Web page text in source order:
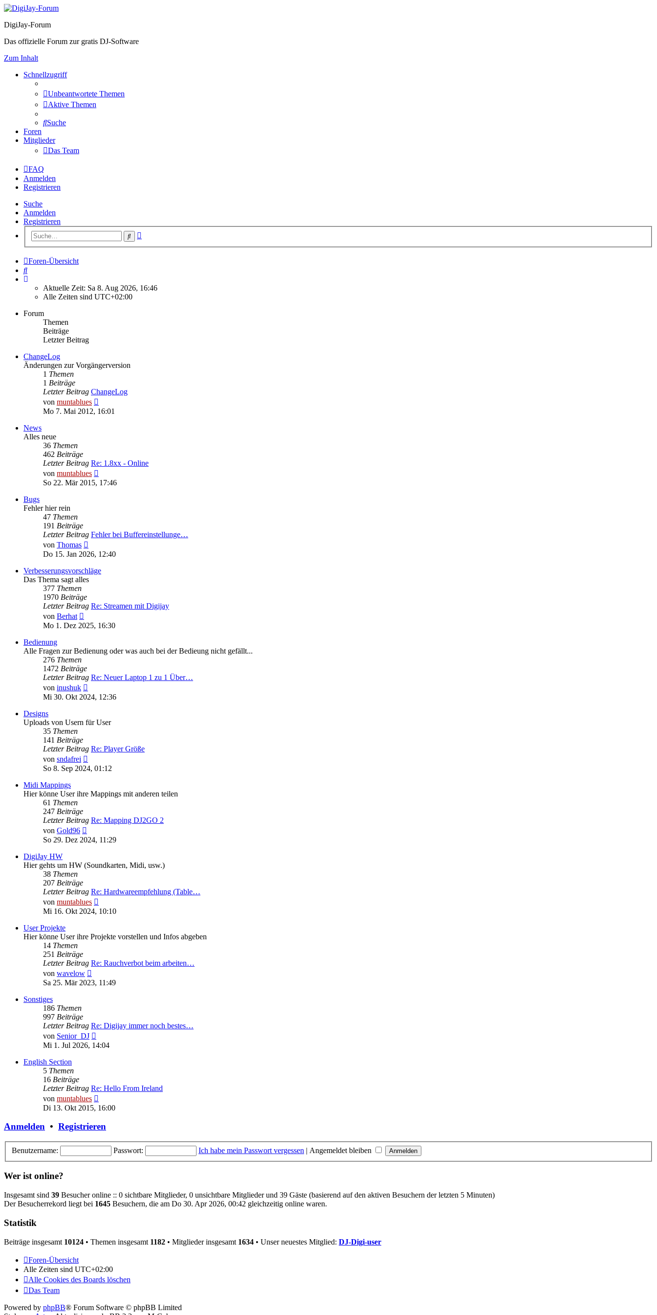
DigiJay-Forum
Das offizielle Forum zur gratis DJ-Software
Zum Inhalt
Schnellzugriff
Unbeantwortete Themen
Aktive Themen
Suche
Foren
Mitglieder
Das Team
FAQ
Anmelden
Registrieren
Suche
Anmelden
Registrieren
Suche
Foren-Übersicht
Suche
Aktuelle Zeit: Sa 8. Aug 2026, 16:46
Alle Zeiten sind UTC+02:00
Forum
Themen
Beiträge
Letzter Beitrag
ChangeLog
Änderungen zur Vorgängerversion
1 Themen
1 Beiträge
Letzter Beitrag ChangeLog
von muntablues
Beitrag
Mo 7. Mai 2012, 16:01
News
Alles neue
36 Themen
462 Beiträge
Letzter Beitrag Re: 1.8xx - Online
von muntablues
Beitrag
So 22. Mär 2015, 17:46
Bugs
Fehler hier rein
47 Themen
191 Beiträge
Letzter Beitrag Fehler bei Buffereinstellunge…
von Thomas
Beitrag
Do 15. Jan 2026, 12:40
Verbesserungsvorschläge
Das Thema sagt alles
377 Themen
1970 Beiträge
Letzter Beitrag Re: Streamen mit Digijay
von Berhat
Beitrag
Mo 1. Dez 2025, 16:30
Bedienung
Alle Fragen zur Bedienung oder was auch bei der Bedieung nicht gefällt...
276 Themen
1472 Beiträge
Letzter Beitrag Re: Neuer Laptop 1 zu 1 Über…
von inushuk
Beitrag
Mi 30. Okt 2024, 12:36
Designs
Uploads von Usern für User
35 Themen
141 Beiträge
Letzter Beitrag Re: Player Größe
von sndafrei
Beitrag
So 8. Sep 2024, 01:12
Midi Mappings
Hier könne User ihre Mappings mit anderen teilen
61 Themen
247 Beiträge
Letzter Beitrag Re: Mapping DJ2GO 2
von Gold96
Beitrag
So 29. Dez 2024, 11:29
DigiJay HW
Hier gehts um HW (Soundkarten, Midi, usw.)
38 Themen
207 Beiträge
Letzter Beitrag Re: Hardwareempfehlung (Table…
von muntablues
Beitrag
Mi 16. Okt 2024, 10:10
User Projekte
Hier könne User ihre Projekte vorstellen und Infos abgeben
14 Themen
251 Beiträge
Letzter Beitrag Re: Rauchverbot beim arbeiten…
von wavelow
Beitrag
Sa 25. Mär 2023, 11:49
Sonstiges
186 Themen
997 Beiträge
Letzter Beitrag Re: Digijay immer noch bestes…
von Senior_DJ
Beitrag
Mi 1. Jul 2026, 14:04
English Section
5 Themen
16 Beiträge
Letzter Beitrag Re: Hello From Ireland
von muntablues
Beitrag
Di 13. Okt 2015, 16:00
Anmelden • Registrieren
Benutzername: Passwort: Ich habe mein Passwort vergessen | Angemeldet bleiben
Wer ist online?
Insgesamt sind 39 Besucher online :: 0 sichtbare Mitglieder, 0 unsichtbare Mitglieder und 39 Gäste (basierend auf den aktiven Besuchern der letzten 5 Minuten)
Der Besucherrekord liegt bei 1645 Besuchern, die am Do 30. Apr 2026, 00:42 gleichzeitig online waren.
Statistik
Beiträge insgesamt 10124 • Themen insgesamt 1182 • Mitglieder insgesamt 1634 • Unser neuestes Mitglied: DJ-Digi-user
Foren-Übersicht
Alle Zeiten sind UTC+02:00
Alle Cookies des Boards löschen
Das Team
Powered by phpBB® Forum Software © phpBB Limited